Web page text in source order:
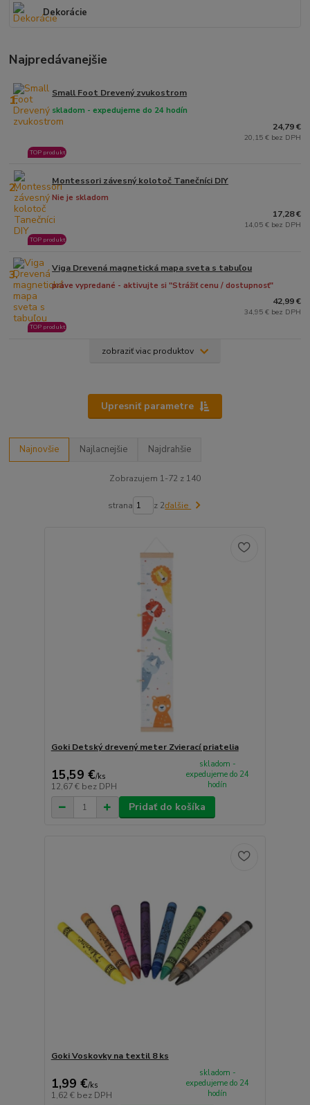
Dekorácie
Najpredávanejšie
1. Small Foot Drevený zvukostrom
skladom - expedujeme do 24 hodín
TOP produkt
24,79 €
20,15 € bez DPH
2. Montessori závesný kolotoč Tanečníci DIY
Nie je skladom
TOP produkt
17,28 €
14,05 € bez DPH
3. Viga Drevená magnetická mapa sveta s tabuľou
práve vypredané - aktivujte si "Strážiť cenu / dostupnosť"
TOP produkt
42,99 €
34,95 € bez DPH
zobraziť viac produktov
Upresniť parametre
Najnovšie Najlacnejšie Najdrahšie
Zobrazujem 1-72 z 140
strana z 2ďalšie
Goki Detský drevený meter Zvierací priatelia
15,59 €/ks
12,67 € bez DPH
skladom -
expedujeme do 24
hodín
Pridať do košíka
Goki Voskovky na textil 8 ks
1,99 €/ks
1,62 € bez DPH
skladom -
expedujeme do 24
hodín